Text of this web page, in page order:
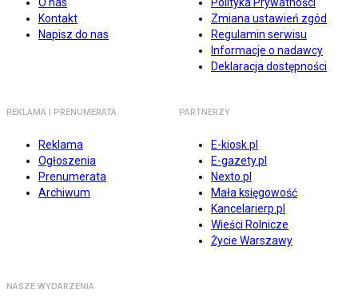
Kontakt
Napisz do nas
Zmiana ustawień zgód
Regulamin serwisu
Informacje o nadawcy
Deklaracja dostępności
REKLAMA I PRENUMERATA
Reklama
Ogłoszenia
Prenumerata
Archiwum
PARTNERZY
E-kiosk.pl
E-gazety.pl
Nexto.pl
Mała księgowość
Kancelarierp.pl
Wieści Rolnicze
Życie Warszawy
NASZE WYDARZENIA